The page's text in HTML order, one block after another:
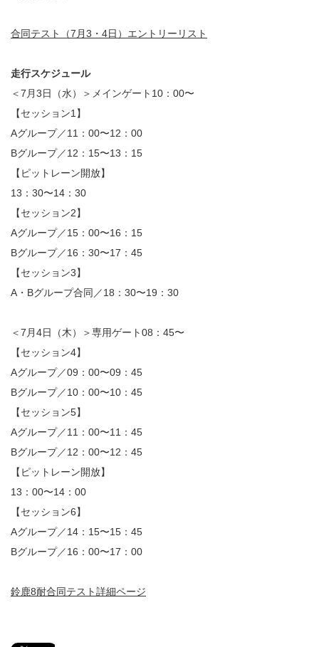
合同テスト（7月3・4日）エントリーリスト
走行スケジュール
＜7月3日（水）＞メインゲート10：00〜
【セッション1】
Aグループ／11：00〜12：00
Bグループ／12：15〜13：15
【ピットレーン開放】
13：30〜14：30
【セッション2】
Aグループ／15：00〜16：15
Bグループ／16：30〜17：45
【セッション3】
A・Bグループ合同／18：30〜19：30
＜7月4日（木）＞専用ゲート08：45〜
【セッション4】
Aグループ／09：00〜09：45
Bグループ／10：00〜10：45
【セッション5】
Aグループ／11：00〜11：45
Bグループ／12：00〜12：45
【ピットレーン開放】
13：00〜14：00
【セッション6】
Aグループ／14：15〜15：45
Bグループ／16：00〜17：00
鈴鹿8耐合同テスト詳細ページ